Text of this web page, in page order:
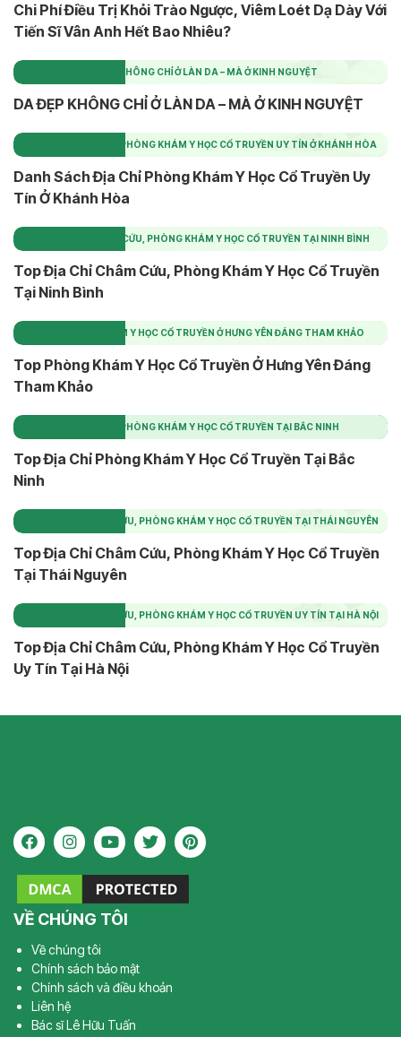
Chi Phí Điều Trị Khỏi Trào Ngược, Viêm Loét Dạ Dày Với
Tiến Sĩ Vân Anh Hết Bao Nhiêu?
DA ĐẸP KHÔNG CHỈ Ở LÀN DA – MÀ Ở KINH NGUYỆT
DA ĐẸP KHÔNG CHỈ Ở LÀN DA – MÀ Ở KINH NGUYỆT
DANH SÁCH ĐỊA CHỈ PHÒNG KHÁM Y HỌC CỔ TRUYỀN UY TÍN Ở KHÁNH HÒA
Danh Sách Địa Chỉ Phòng Khám Y Học Cổ Truyền Uy
Tín Ở Khánh Hòa
TOP ĐỊA CHỈ CHÂM CỨU, PHÒNG KHÁM Y HỌC CỔ TRUYỀN TẠI NINH BÌNH
Top Địa Chỉ Châm Cứu, Phòng Khám Y Học Cổ Truyền
Tại Ninh Bình
TOP PHÒNG KHÁM Y HỌC CỔ TRUYỀN Ở HƯNG YÊN ĐÁNG THAM KHẢO
Top Phòng Khám Y Học Cổ Truyền Ở Hưng Yên Đáng
Tham Khảo
TOP ĐỊA CHỈ PHÒNG KHÁM Y HỌC CỔ TRUYỀN TẠI BẮC NINH
Top Địa Chỉ Phòng Khám Y Học Cổ Truyền Tại Bắc
Ninh
TOP ĐỊA CHỈ CHÂM CỨU, PHÒNG KHÁM Y HỌC CỔ TRUYỀN TẠI THÁI NGUYÊN
Top Địa Chỉ Châm Cứu, Phòng Khám Y Học Cổ Truyền
Tại Thái Nguyên
TOP ĐỊA CHỈ CHÂM CỨU, PHÒNG KHÁM Y HỌC CỔ TRUYỀN UY TÍN TẠI HÀ NỘI
Top Địa Chỉ Châm Cứu, Phòng Khám Y Học Cổ Truyền
Uy Tín Tại Hà Nội
VỀ CHÚNG TÔI
Về chúng tôi
Chính sách bảo mật
Chính sách và điều khoản
Liên hệ
Bác sĩ Lê Hữu Tuấn